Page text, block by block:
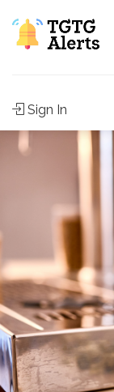
Sign In